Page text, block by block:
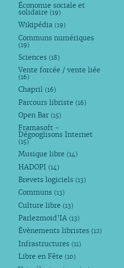
Économie sociale et
solidaire (19)
Wikipédia (19)
Communs numériques
(19)
Sciences (18)
Vente forcée / vente liée
(16)
Chapril (16)
Parcours libriste (16)
Open Bar (15)
Framasoft -
Dégooglisons Internet
(15)
Musique libre (14)
HADOPI (14)
Brevets logiciels (13)
Communs (13)
Culture libre (13)
Parlezmoid’IA (13)
Évènements libristes (12)
Infrastructures (11)
Libre en Fête (10)